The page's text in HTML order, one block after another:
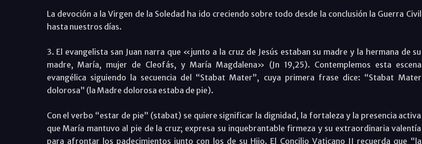
La devoción a la Virgen de la Soledad ha ido creciendo sobre todo desde la conclusión la Guerra Civil
hasta nuestros días.
3. El evangelista san Juan narra que «junto a la cruz de Jesús estaban su madre y la hermana de su
madre, María, mujer de Cleofás, y María Magdalena» (Jn 19,25). Contemplemos esta escena
evangélica siguiendo la secuencia del “Stabat Mater”, cuya primera frase dice: “Stabat Mater
dolorosa” (la Madre dolorosa estaba de pie).
Con el verbo “estar de pie” (stabat) se quiere significar la dignidad, la fortaleza y la presencia activa
que María mantuvo al pie de la cruz; expresa su inquebrantable firmeza y su extraordinaria valentía
para afrontar los padecimientos junto con los de su Hijo. El Concilio Vaticano II recuerda que “la